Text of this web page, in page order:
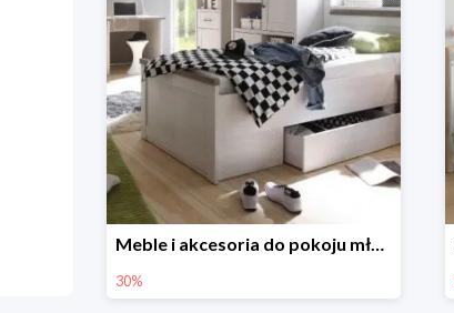
Meble i akcesoria do pokoju młodzieżowego w Black Red White do -30%
30%